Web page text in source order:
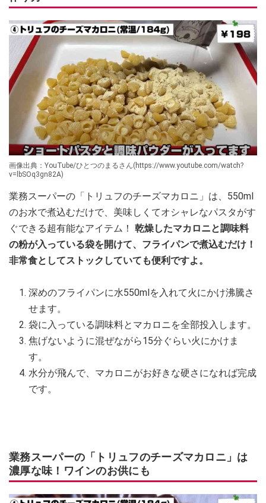
画像出典：YouTube/ひとつのまるさん(https://www.youtube.com/watch?
v=lbSOq3gn82A)
業務スーパーの「トリュフのチーズマカロニ」は、550ml
のお水で煮込むだけで、美味しくてオシャレなパスタがす
ぐできる超有能なアイテム！ 乾燥したマカロニと調味料
の粉が入っている袋を開けて、フライパンで煮込むだけ！
非常食としてストックしていても便利ですよ。
深めのフライパンに水550mlを入れて火にかけ沸騰さ
せます。
袋に入っている調味料とマカロニを全部投入します。
焦げないように混ぜながら15分ぐらい火にかけま
す。
水分が飛んで、マカロニがお好きな硬さになれば完成
です。
業務スーパーの「トリュフのチーズマカロニ」は
濃厚な味！ワインのお供にも